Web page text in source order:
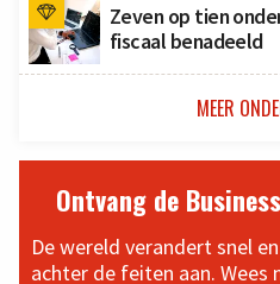
Zeven op tien
fiscaal benadeeld
MEER
Ontvang de
De wereld verandert snel
achter de feiten aan. Wees